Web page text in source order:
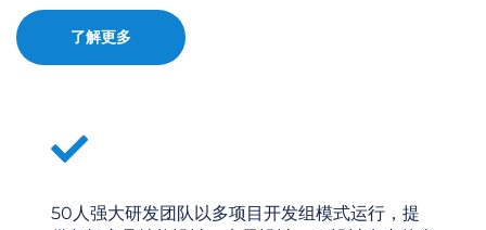
了解更多
50人强大研发团队以多项目开发组模式运行，提